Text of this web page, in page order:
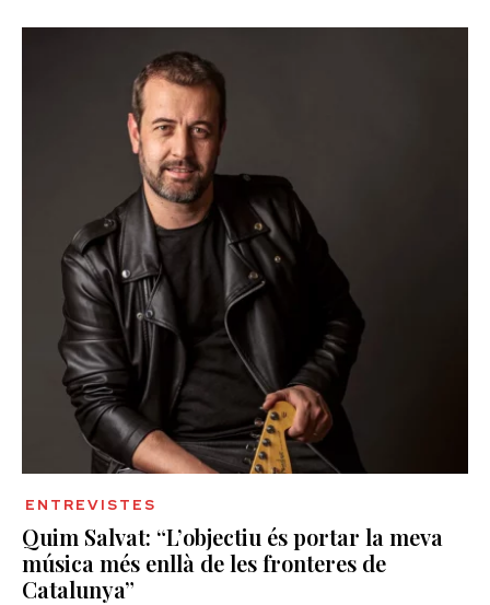
ENTREVISTES
Quim Salvat: “L’objectiu és portar la meva
música més enllà de les fronteres de
Catalunya”